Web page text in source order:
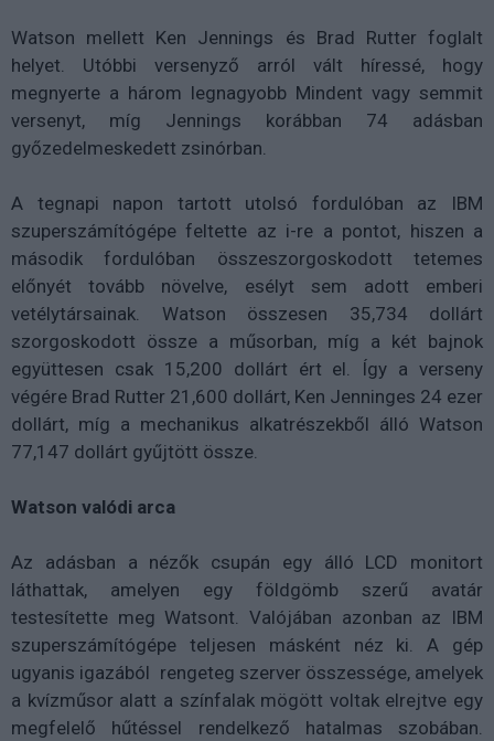
Watson mellett Ken Jennings és Brad Rutter foglalt
helyet. Utóbbi versenyző arról vált híressé, hogy
megnyerte a három legnagyobb Mindent vagy semmit
versenyt, míg Jennings korábban 74 adásban
győzedelmeskedett zsinórban.
A tegnapi napon tartott utolsó fordulóban az IBM
szuperszámítógépe feltette az i-re a pontot, hiszen a
második fordulóban összeszorgoskodott tetemes
előnyét tovább növelve, esélyt sem adott emberi
vetélytársainak. Watson összesen 35,734 dollárt
szorgoskodott össze a műsorban, míg a két bajnok
együttesen csak 15,200 dollárt ért el. Így a verseny
végére Brad Rutter 21,600 dollárt, Ken Jenninges 24 ezer
dollárt, míg a mechanikus alkatrészekből álló Watson
77,147 dollárt gyűjtött össze.
Watson valódi arca
Az adásban a nézők csupán egy álló LCD monitort
láthattak, amelyen egy földgömb szerű avatár
testesítette meg Watsont. Valójában azonban az IBM
szuperszámítógépe teljesen másként néz ki. A gép
ugyanis igazából rengeteg szerver összessége, amelyek
a kvízműsor alatt a színfalak mögött voltak elrejtve egy
megfelelő hűtéssel rendelkező hatalmas szobában.